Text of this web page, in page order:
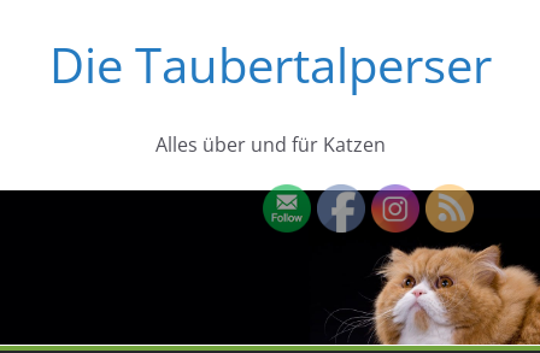
springenDie Taubertalperser
Alles über und für Katzen